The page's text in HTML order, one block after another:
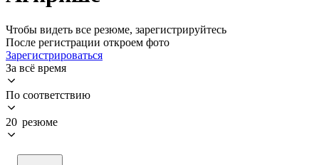
Чтобы видеть все резюме, зарегистрируйтесь
После регистрации откроем фото
Зарегистрироваться
За всё время
По соответствию
20 резюме